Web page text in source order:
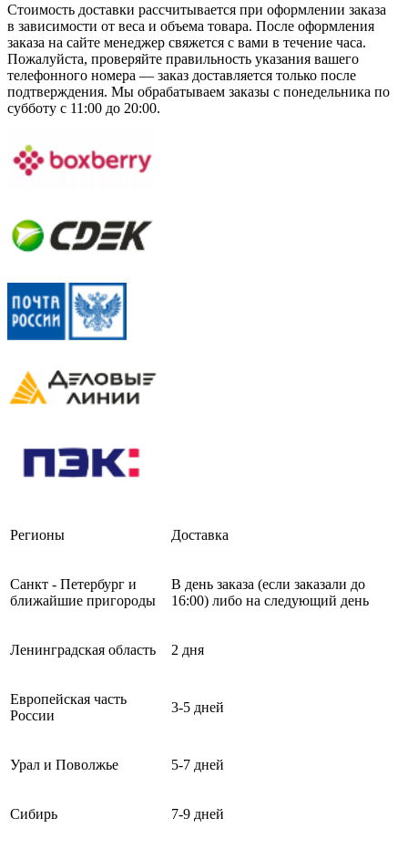
Стоимость доставки рассчитывается при оформлении заказа
в зависимости от веса и объема товара. После оформления
заказа на сайте менеджер свяжется с вами в течение часа.
Пожалуйста, проверяйте правильность указания вашего
телефонного номера — заказ доставляется только после
подтверждения. Мы обрабатываем заказы с понедельника по
субботу с 11:00 до 20:00.
Регионы Доставка
Санкт - Петербург и
ближайшие пригороды
В день заказа (если заказали до
16:00) либо на следующий день
Ленинградская область 2 дня
Европейская часть
России
3-5 дней
Урал и Поволжье 5-7 дней
Сибирь 7-9 дней